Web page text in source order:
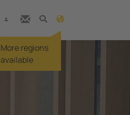
More regions
available